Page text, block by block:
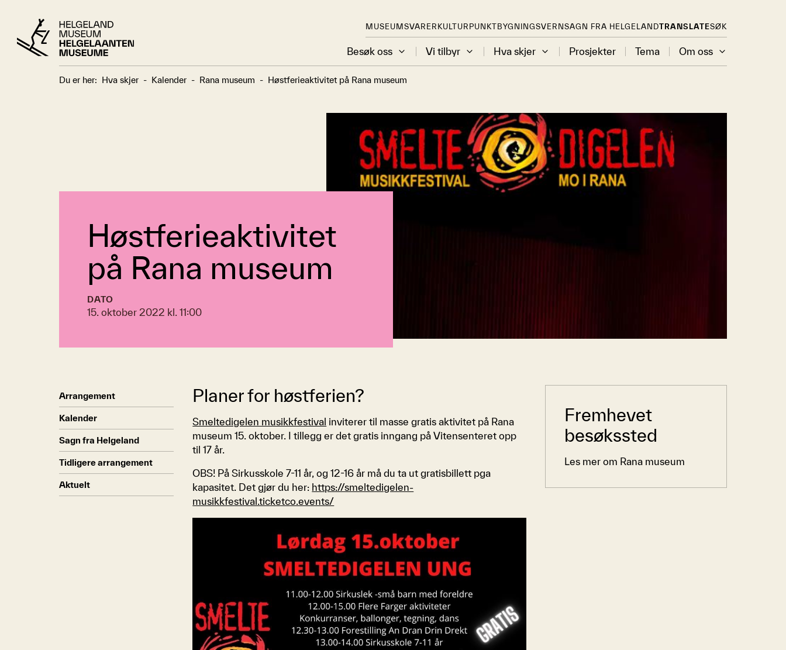
Besøk oss Vi tilbyr Hva skjer Prosjekter Tema Om oss
MUSEUMSVARER KULTURPUNKT BYGNINGSVERNSAGN FRA HELGELANDTRANSLATESØK
Du er her: Hva skjer - Kalender - Rana museum - Høstferieaktivitet på Rana museum
Høstferieaktivitet
på Rana museum
DATO
15. oktober 2022 kl. 11:00
Arrangement
Kalender
Sagn fra Helgeland
Tidligere arrangement
Aktuelt
Sidemeny
Fremhevet
besøkssted
Les mer om Rana museum
Planer for høstferien?
Smeltedigelen musikkfestival inviterer til masse gratis aktivitet på Rana
museum 15. oktober. I tillegg er det gratis inngang på Vitensenteret opp
til 17 år.
OBS! På Sirkusskole 7-11 år, og 12-16 år må du ta ut gratisbillett pga
kapasitet. Det gjør du her: https://smeltedigelen-
musikkfestival.ticketco.events/